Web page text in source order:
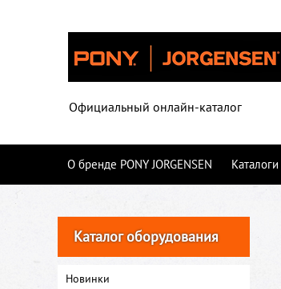
Официальный онлайн-каталог
О бренде PONY JORGENSEN Каталоги
Каталог оборудования
Новинки